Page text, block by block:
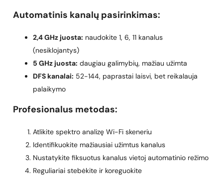
Automatinis kanalų pasirinkimas:
2,4 GHz juosta: naudokite 1, 6, 11 kanalus
(nesiklojantys)
5 GHz juosta: daugiau galimybių, mažiau užimta
DFS kanalai: 52-144, paprastai laisvi, bet reikalauja
palaikymo
Profesionalus metodas:
Atlikite spektro analizę Wi-Fi skeneriu
Identifikuokite mažiausiai užimtus kanalus
Nustatykite fiksuotus kanalus vietoj automatinio režimo
Reguliariai stebėkite ir koreguokite